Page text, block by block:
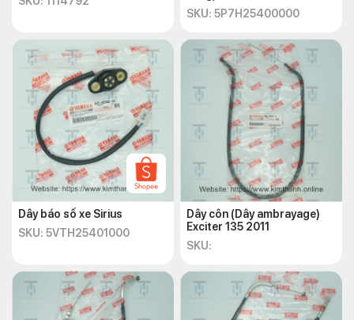
SKU: 5P7H25400000
Dây báo số xe Sirius
SKU: 5VTH25401000
Dây côn (Dây ambrayage)
Exciter 135 2011
SKU: